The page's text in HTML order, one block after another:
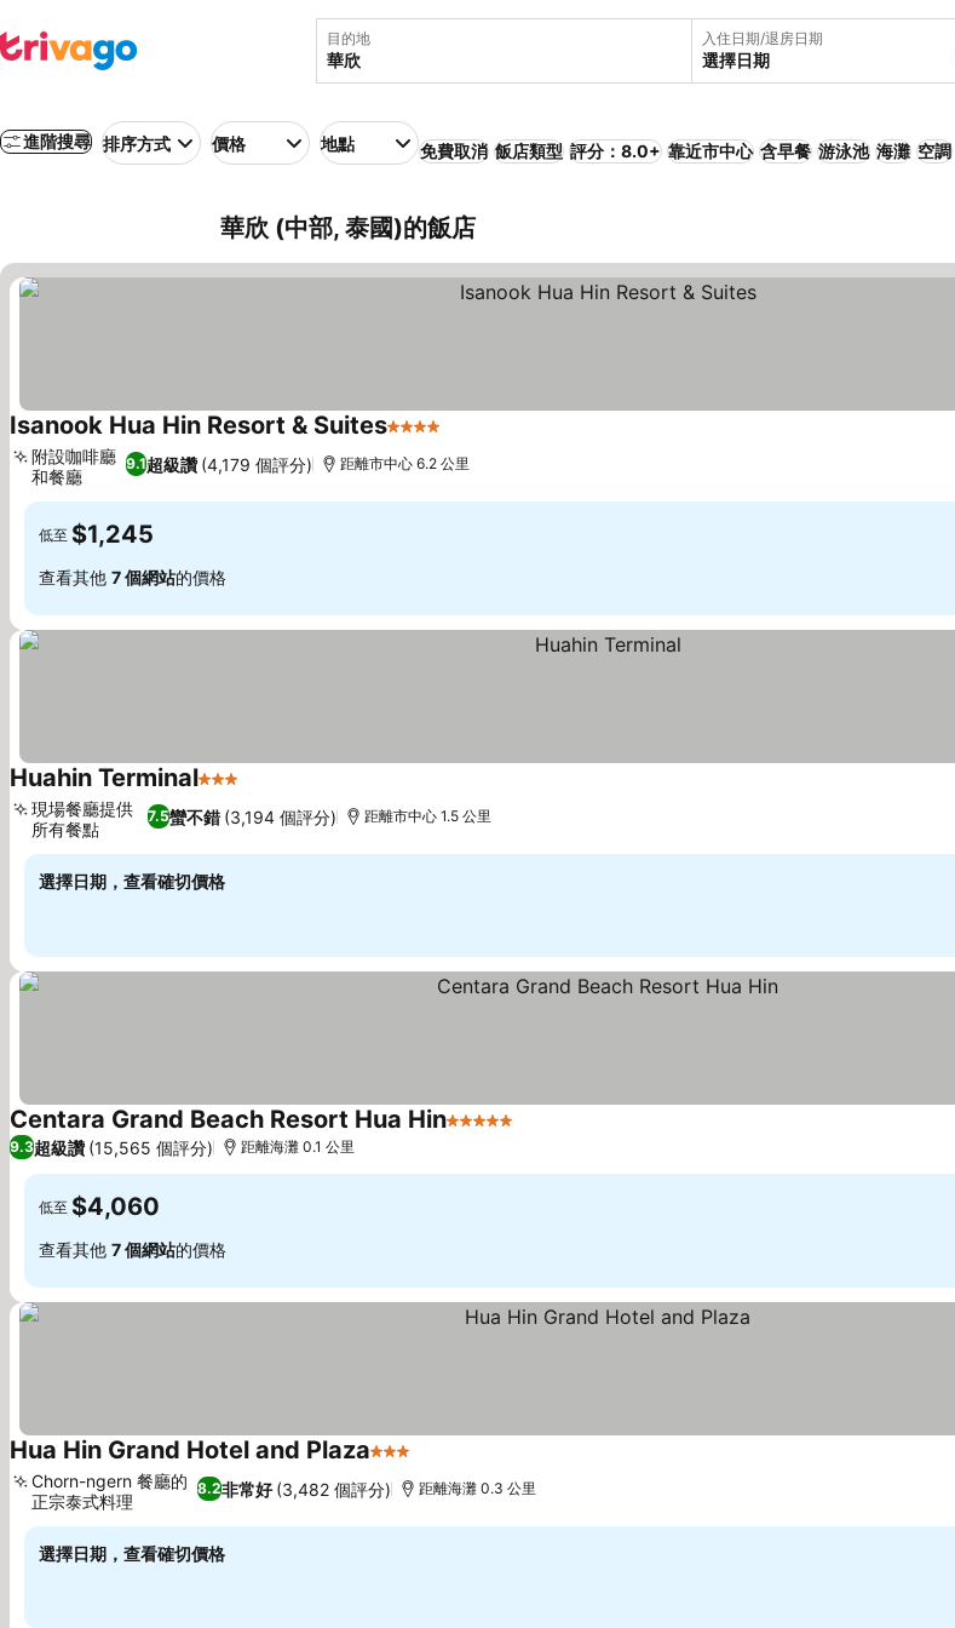
目的地 入住日期/退房日期
選擇日期
進階搜尋 排序方式 價格 地點 免費取消 飯店類型 評分：8.0+ 靠近市中心 含早餐 游泳池 海灘 空調
華欣 (中部, 泰國)的飯店
Isanook Hua Hin Resort & Suites4 星級
9.1超級讚 (4,179 個評分)
附設咖啡廳
和餐廳
距離市中心 6.2 公里
低至 $1,245
查看其他 7 個網站的價格
Huahin Terminal3 星級
7.5蠻不錯 (3,194 個評分)
現場餐廳提供
所有餐點
距離市中心 1.5 公里
選擇日期，查看確切價格
Centara Grand Beach Resort Hua Hin5 星級
9.3超級讚 (15,565 個評分) 距離海灘 0.1 公里
低至 $4,060
查看其他 7 個網站的價格
Hua Hin Grand Hotel and Plaza3 星級
8.2非常好 (3,482 個評分)
Chorn-ngern 餐廳的
正宗泰式料理
距離海灘 0.3 公里
選擇日期，查看確切價格